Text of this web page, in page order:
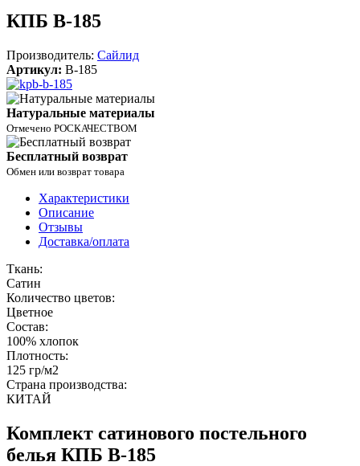
КПБ B-185
Производитель: Сайлид
Артикул: B-185
Натуральные материалы
Отмечено РОСКАЧЕСТВОМ
Бесплатный возврат
Обмен или возврат товара
Характеристики
Описание
Отзывы
Доставка/оплата
Ткань:
Сатин
Количество цветов:
Цветное
Состав:
100% хлопок
Плотность:
125 гр/м2
Страна производства:
КИТАЙ
Комплект сатинового постельного
белья КПБ B-185